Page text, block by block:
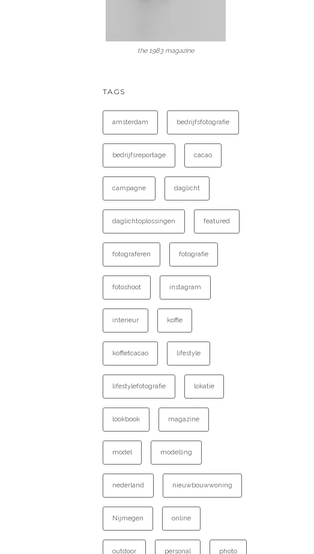
the 1983 magazine
TAGS
amsterdam bedrijfsfotografie
bedrijfsreportage cacao
campagne daglicht
daglichtoplossingen featured
fotograferen fotografie
fotoshoot instagram
interieur koffie
koffietcacao lifestyle
lifestylefotografie lokatie
lookbook magazine
model modelling
nederland nieuwbouwwoning
Nijmegen online
outdoor personal photo